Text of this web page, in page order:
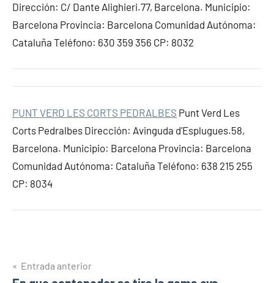
Dirección: C/ Dante Alighieri.77, Barcelona. Municipio:
Barcelona Provincia: Barcelona Comunidad Autónoma:
Cataluña Teléfono: 630 359 356 CP: 8032
PUNT VERD LES CORTS PEDRALBES Punt Verd Les
Corts Pedralbes Dirección: Avinguda d'Esplugues.58,
Barcelona. Municipio: Barcelona Provincia: Barcelona
Comunidad Autónoma: Cataluña Teléfono: 638 215 255
CP: 8034
Navegación
Entrada anterior